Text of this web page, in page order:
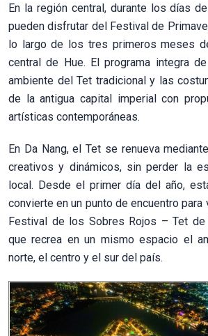
En la región central, durante los días
pueden disfrutar del Festival de
lo largo de los tres primeros meses
central de Hue. El programa integra
ambiente del Tet tradicional y las
de la antigua capital imperial con
artísticas contemporáneas.
En Da Nang, el Tet se renueva
creativos y dinámicos, sin perder la
local. Desde el primer día del año,
convierte en un punto de encuentro
Festival de los Sobres Rojos – Tet de
que recrea en un mismo espacio el
norte, el centro y el sur del país.